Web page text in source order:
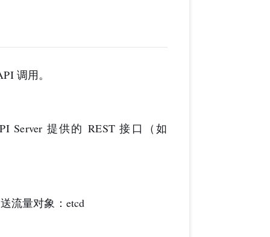
调用。
Server 提供的 REST 接口（如
流量对象：etcd